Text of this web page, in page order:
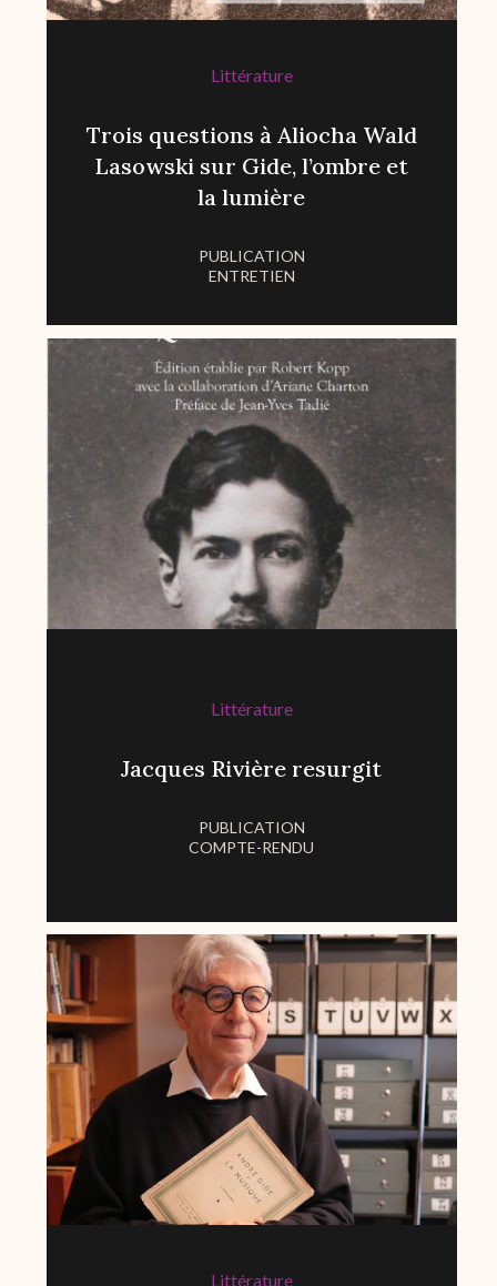
Littérature
Trois questions à Aliocha Wald
Lasowski sur Gide, l’ombre et
la lumière
PUBLICATION
ENTRETIEN
Littérature
Jacques Rivière resurgit
PUBLICATION
COMPTE-RENDU
Littérature